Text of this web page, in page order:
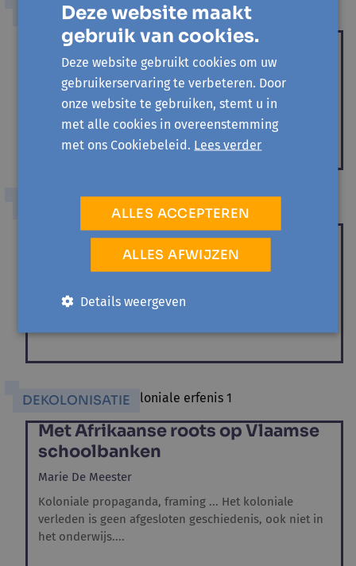
DEKOLONISATIE
Opgroeien tussen twee culturen
Els Sallets, Marie De Meester
Het koloniale verleden is geen afgesloten
geschiedenis, ook niet op vlak van opvoeding en
opgroeien vandaag. Hoe komt...
DEKOLONISATIE
Kunst voorbij het witte kader
Marie De Meester
schermen? Het koloniale verleden is geen
DEKOLONISATIE
Met Afrikaanse roots op Vlaamse
schoolbanken
Marie De Meester
Koloniale propaganda, framing ... Het koloniale
verleden is geen afgesloten geschiedenis, ook niet in
het onderwijs....
Deze website maakt
gebruik van cookies.
Deze website gebruikt cookies om uw
gebruikerservaring te verbeteren. Door
onze website te gebruiken, stemt u in
met alle cookies in overeenstemming
met ons Cookiebeleid. Lees verder
ALLES ACCEPTEREN
ALLES AFWIJZEN
Details weergeven